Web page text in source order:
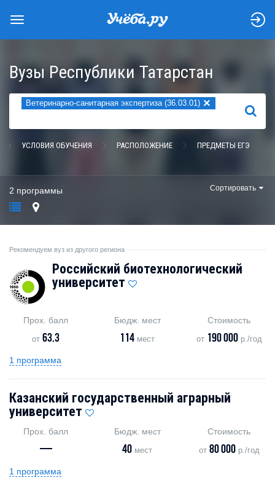
Вузы Республики Татарстан
Ветеринарно-санитарная экспертиза (36.03.01) ×
НАЙТИ
УСЛОВИЯ ОБУЧЕНИЯ РАСПОЛОЖЕНИЕ ПРЕДМЕТЫ ЕГЭ
2 программы Сортировать
Рекомендуем вуз из другого региона
Российский биотехнологический
университет
Прох. балл
от63.3
Бюдж. мест
114 мест
Стоимость
от 190 000р./год
1 программа
Казанский государственный аграрный
университет
Прох. балл
—
Бюдж. мест
40 мест
Стоимость
от 80 000р./год
1 программа